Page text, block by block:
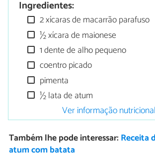
Ingredientes:
2 xícaras de macarrão parafuso
½ xícara de maionese
1 dente de alho pequeno
coentro picado
pimenta
½ lata de atum
Ver informação
Também lhe pode interessar: Receita
atum com batata